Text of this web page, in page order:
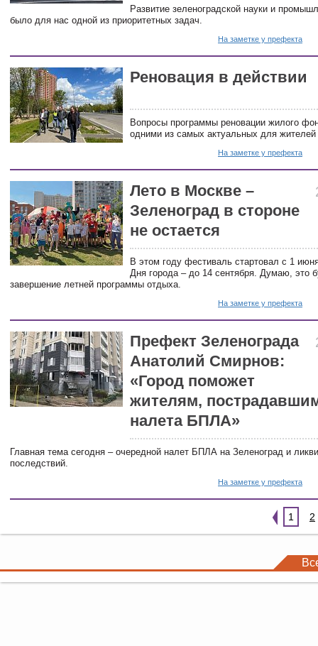
Развитие зеленоградской науки и
было для нас одной из приоритетных задач.
На заметке у префекта
Реновация в действии
Вопросы программы реновации жилого
одними из самых актуальных для жителей
На заметке у префекта
Лето в Москве –
Зеленоград в стороне
не остается
В этом году фестиваль стартовал с 1
Дня города – до 14 сентября. Думаю, это
завершение летней программы отдыха.
На заметке у префекта
Префект Зеленограда
Анатолий Смирнов:
«Город поможет
жителям,
налета БПЛА»
Главная тема сегодня – очередной налет БПЛА на Зеленоград и
последствий.
На заметке у префекта
1 2